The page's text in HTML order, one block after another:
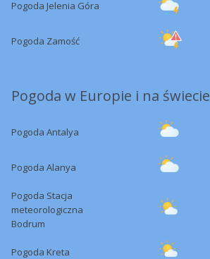
Pogoda Jelenia Góra
Pogoda Zamość
Pogoda w Europie i na świecie
Pogoda Antalya
Pogoda Alanya
Pogoda Stacja
meteorologiczna
Bodrum
Pogoda Kreta